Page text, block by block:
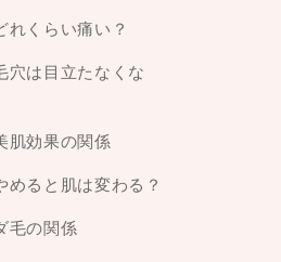
れくらい痛い？
穴は目立たなくな
肌効果の関係
めると肌は変わる？
毛の関係